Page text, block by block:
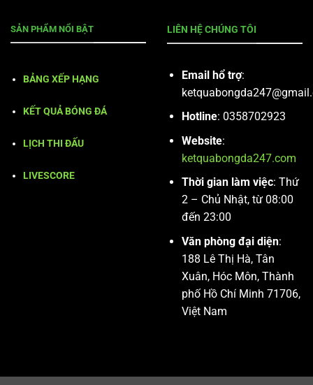
SẢN PHẨM NỔI BẬT
BẢNG XẾP HẠNG
KẾT QUẢ BÓNG ĐÁ
LỊCH THI ĐẤU
LIVESCORE
LIÊN HỆ CHÚNG TÔI
Email hổ trợ:
Hotline: 0358702923
Website:
ketquabongda247.com
Thời gian làm việc: Thứ
2 – Chủ Nhật, từ 08:00
đến 23:00
Văn phòng đại diện:
188 Lê Thị Hà, Tân
Xuân, Hóc Môn, Thành
phố Hồ Chí Minh 71706,
Việt Nam